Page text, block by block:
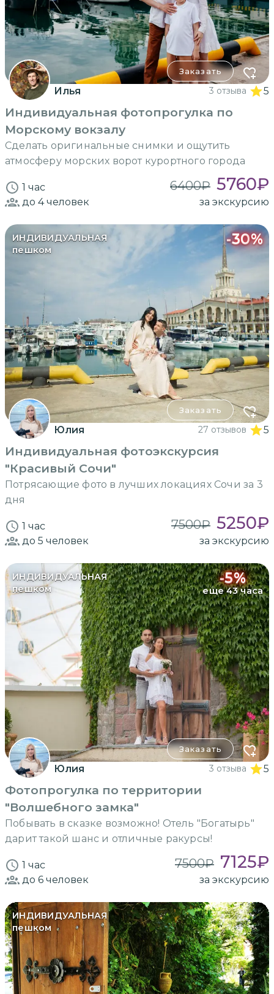
Заказать
Илья 3 отзыва 5
Индивидуальная фотопрогулка по
Морскому вокзалу
Сделать оригинальные снимки и ощутить
атмосферу морских ворот курортного города
1 час 6400₽ 5760₽
до 4человек за экскурсию
ИНДИВИДУАЛЬНАЯ
пешком
-30%
Заказать
Юлия 27 отзывов 5
Индивидуальная фотоэкскурсия
"Красивый Сочи"
Потрясающие фото в лучших локациях Сочи за 3
дня
1 час 7500₽ 5250₽
до 5 человек за экскурсию
ИНДИВИДУАЛЬНАЯ
пешком
-5%
еще 43 часа
Заказать
Юлия 3 отзыва 5
Фотопрогулка по территории
"Волшебного замка"
Побывать в сказке возможно! Отель "Богатырь"
дарит такой шанс и отличные ракурсы!
1 час 7500₽ 7125₽
до 6 человек за экскурсию
ИНДИВИДУАЛЬНАЯ
пешком